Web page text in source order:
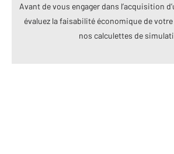
Avant de vous engager dans l’acquisition
évaluez la faisabilité économique de
nos calculettes de